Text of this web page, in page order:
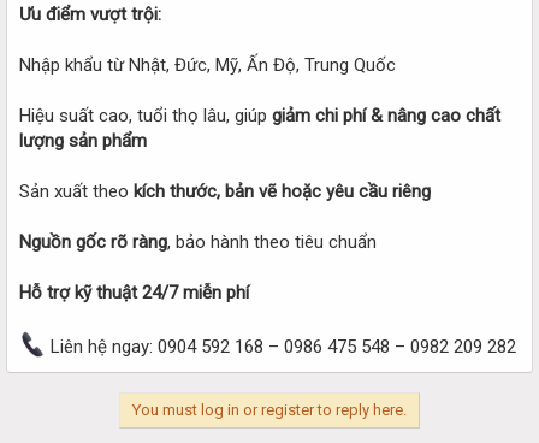
Ưu điểm vượt trội:
Nhập khẩu từ Nhật, Đức, Mỹ, Ấn Độ, Trung Quốc
Hiệu suất cao, tuổi thọ lâu, giúp giảm chi phí & nâng cao chất
lượng sản phẩm
Sản xuất theo kích thước, bản vẽ hoặc yêu cầu riêng
Nguồn gốc rõ ràng, bảo hành theo tiêu chuẩn
Hỗ trợ kỹ thuật 24/7 miễn phí
Liên hệ ngay: 0904 592 168 – 0986 475 548 – 0982 209 282
You must log in or register to reply here.